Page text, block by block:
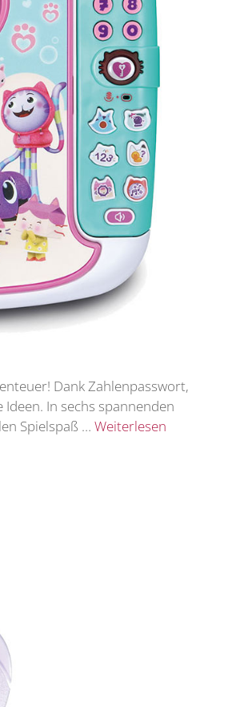
Dank Zahlenpasswort,
In sechs spannenden
Spielspaß … Weiterlesen